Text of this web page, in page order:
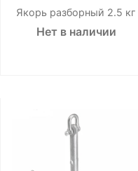
Якорь разборный 2.5 кг
Нет в наличии